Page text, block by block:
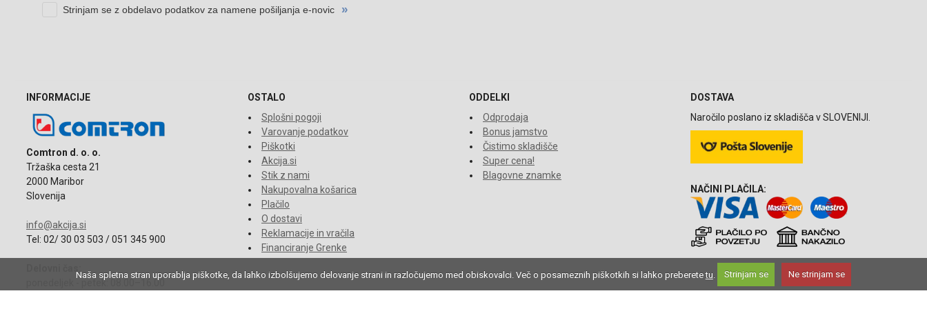
INFORMACIJE
Comtron d. o. o.
Tržaška cesta 21
2000 Maribor
Slovenija
info@akcija.si
Tel: 02/ 30 03 503 / 051 345 900
ponedeljek - petek: 08.00–16.00
OSTALO
Splošni pogoji
Varovanje podatkov
Piškotki
Akcija.si
Stik z nami
Nakupovalna košarica
Plačilo
O dostavi
Reklamacije in vračila
Financiranje Grenke
ODDELKI
Odprodaja
Bonus jamstvo
Čistimo skladišče
Super cena!
Blagovne znamke
DOSTAVA
Naročilo poslano iz skladišča v SLOVENIJI.
NAČINI PLAČILA:
Naša spletna stran uporablja piškotke, da lahko izbolšujemo delovanje strani in razločujemo med obiskovalci. Več o posameznih piškotkih si lahko preberetetu. Strinjam se Ne strinjam se